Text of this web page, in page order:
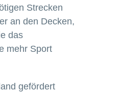
Strecken
an den Decken,
das
mehr Sport
gefördert